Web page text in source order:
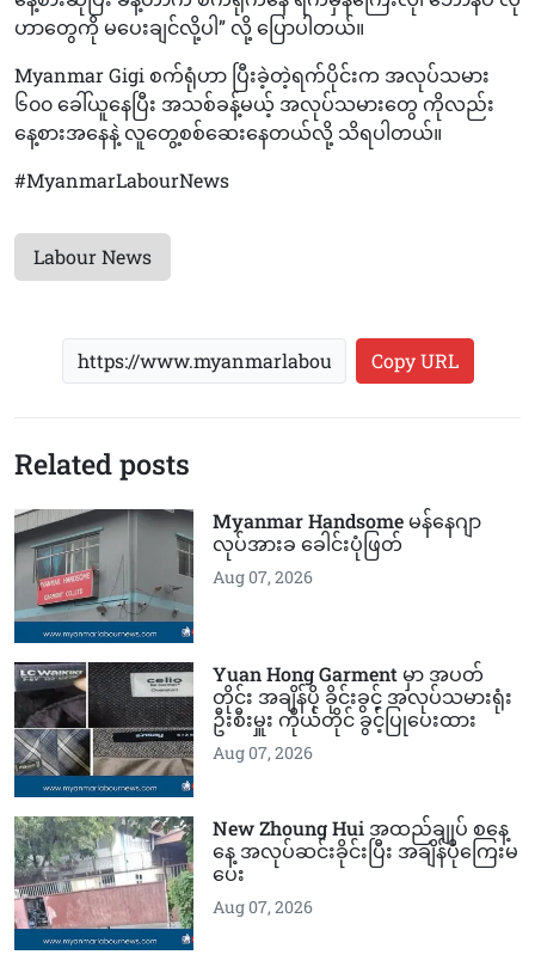
ဟာတွေကို မပေးချင်လို့ပါ” လို့ ပြောပါတယ်။
Myanmar Gigi စက်ရုံဟာ ပြီးခဲ့တဲ့ရက်ပိုင်းက အလုပ်သမား
၆၀၀ ခေါ်ယူနေပြီး အသစ်ခန့်မယ့် အလုပ်သမားတွေ ကိုလည်း
နေ့စားအနေနဲ့ လူတွေ့စစ်ဆေးနေတယ်လို့ သိရပါတယ်။
#MyanmarLabourNews
Labour News
Copy URL
Related posts
Myanmar Handsome မန်နေဂျာ
လုပ်အားခ ခေါင်းပုံဖြတ်
Aug 07, 2026
Yuan Hong Garment မှာ အပတ်
တိုင်း အချိန်ပို ခိုင်းခွင့် အလုပ်သမားရုံး
ဦးစီးမှူး ကိုယ်တိုင် ခွင့်ပြုပေးထား
Aug 07, 2026
New Zhoung Hui အထည်ချုပ် စနေ့
နေ့ အလုပ်ဆင်းခိုင်းပြီး အချိန်ပိုကြေးမ
ပေး
Aug 07, 2026